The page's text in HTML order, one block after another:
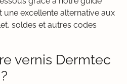
une excellente alternative aux
soldes et autres codes
vernis Dermtec